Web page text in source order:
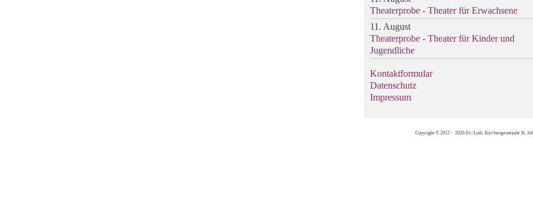
Theaterprobe - Theater für Erwachsene
11. August
Theaterprobe - Theater für Kinder und
Jugendliche
Kontaktformular
Datenschutz
Impressum
Copyright © 2012 - 2026 Ev.-Luth. Kirchengemeinde St.